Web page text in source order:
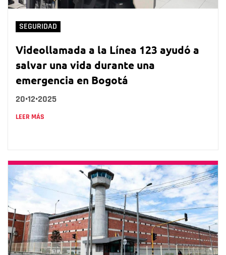
SEGURIDAD
Videollamada a la Línea 123 ayudó a
salvar una vida durante una
emergencia en Bogotá
20•12•2025
LEER MÁS